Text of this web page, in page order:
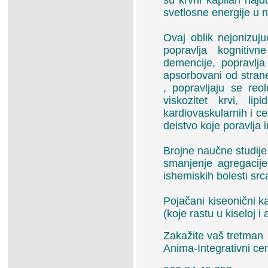
svetlosne energije u
Ovaj oblik
popravlja
demencije,
apsorbovani od
, popravljaju se
viskozitet krvi,
kardiovaskularnih i
deistvo koje poravlja
Brojne naučne
smanjenje
ishemiskih bolesti
Pojačani kiseonični
(koje rastu u kiseloj i
Zakažite vaš tretman
Anima-Integrativni